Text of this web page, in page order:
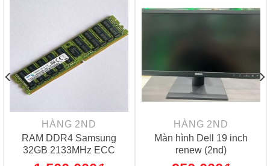
HÀNG 2ND
RAM DDR4 Samsung
32GB 2133MHz ECC
Registered Server
HÀNG 2ND
Màn hình Dell 19 inch
renew (2nd)